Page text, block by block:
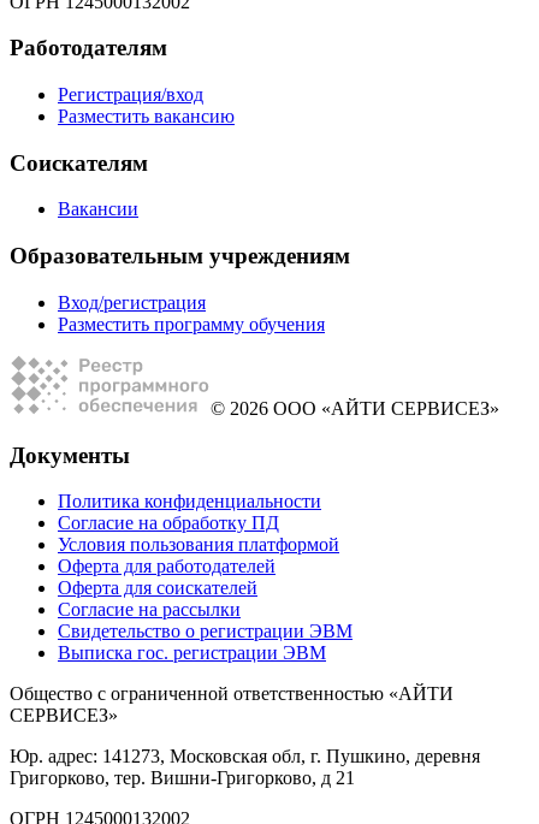
Работодателям
Регистрация/вход
Разместить вакансию
Соискателям
Вакансии
Образовательным учреждениям
Вход/регистрация
Разместить программу обучения
© 2026 ООО «АЙТИ СЕРВИСЕЗ»
Документы
Политика конфиденциальности
Согласие на обработку ПД
Условия пользования платформой
Оферта для работодателей
Оферта для соискателей
Согласие на рассылки
Свидетельство о регистрации ЭВМ
Выписка гос. регистрации ЭВМ
Общество с ограниченной ответственностью «АЙТИ
СЕРВИСЕЗ»
Юр. адрес: 141273, Московская обл, г. Пушкино, деревня
Григорково, тер. Вишни-Григорково, д 21
ОГРН 1245000132002